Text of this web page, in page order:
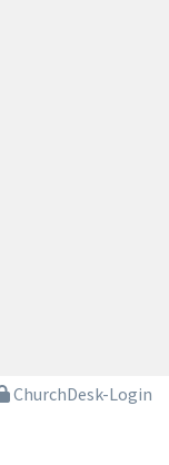
ChurchDesk-Login